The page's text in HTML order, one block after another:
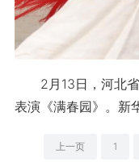
2月13日，河北省
表演《满春园》。新
上一页 1